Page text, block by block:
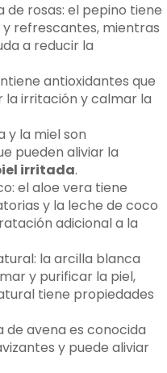
de rosas: el pepino tiene
refrescantes, mientras
a reducir la
antioxidantes que
la irritación y calmar la
y la miel son
pueden aliviar la
irritada.
el aloe vera tiene
y la leche de coco
adicional a la
la arcilla blanca
y purificar la piel,
tiene propiedades
de avena es conocida
y puede aliviar